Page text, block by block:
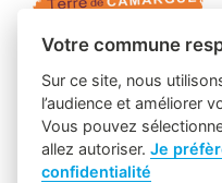
Votre commune
Sur ce site, nous
l’audience et améliorer
Vous pouvez
allez autoriser.Je
confidentialité